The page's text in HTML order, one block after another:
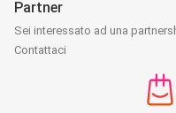
Partner
Sei interessato ad una
Contattaci